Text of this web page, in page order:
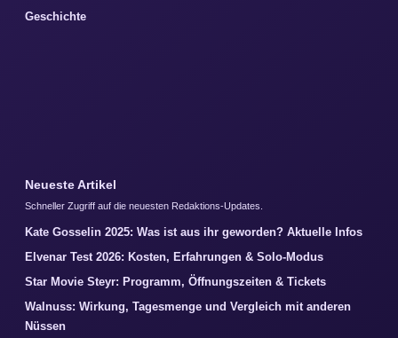
Geschichte
Neueste Artikel
Schneller Zugriff auf die neuesten Redaktions-Updates.
Kate Gosselin 2025: Was ist aus ihr geworden? Aktuelle Infos
Elvenar Test 2026: Kosten, Erfahrungen & Solo-Modus
Star Movie Steyr: Programm, Öffnungszeiten & Tickets
Walnuss: Wirkung, Tagesmenge und Vergleich mit anderen
Nüssen